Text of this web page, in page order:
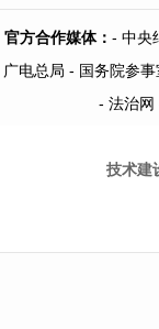
官方合作媒体： - 中央
广电总局 - 国务院参事
- 法治网
技术建